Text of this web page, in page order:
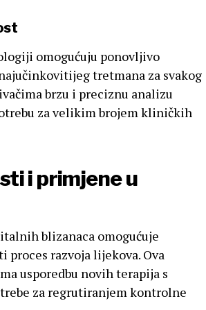
omogućuju ponovljivo
tretmana za svakog
brzu i preciznu analizu
za velikim brojem kliničkih
i primjene u
blizanaca omogućuje
razvoja lijekova. Ova
usporedbu novih terapija s
za regrutiranjem kontrolne